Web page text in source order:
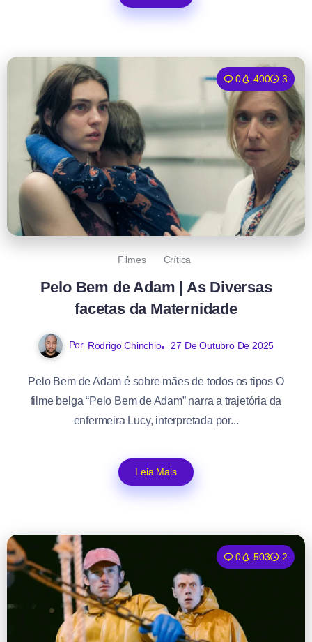
0 400 3
Filmes Crítica
Pelo Bem de Adam | As Diversas
facetas da Maternidade
Por Rodrigo Chinchio 27 De Outubro De 2025
Pelo Bem de Adam é sobre mães de todos os tipos O
filme belga “Pelo Bem de Adam” narra a trajetória da
enfermeira Lucy, interpretada por...
Leia Mais
0 503 2